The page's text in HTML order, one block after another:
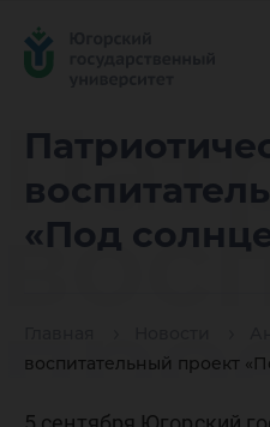
«Под
воспитательный проект